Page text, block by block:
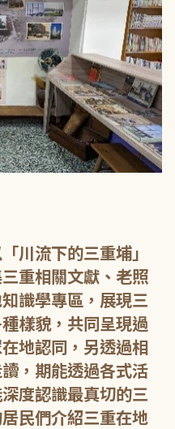
川流下的三重埔」
重相關文獻、老照
識學專區，展現三
樣貌，共同呈現過
地認同，另透過相
，期能透過各式活
度認識最真切的三
民們介紹三重在地